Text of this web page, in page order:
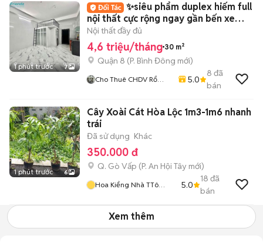
1 phút trước 7
✨siêu phẩm duplex hiếm full
nội thất cực rộng ngay gần bến xe
Quận 8
Nội thất đầy đủ
4,6 triệu/tháng 30 m²
Quận 8 (P. Bình Đông mới)
Cho Thuê CHDV Rổ
5.0
8 đã
bán
1 phút trước 6
Cây Xoài Cát Hòa Lộc 1m3-1m6 nhanh
trái
Đã sử dụng Khác
350.000 đ
Q. Gò Vấp (P. An Hội Tây mới)
Hoa Kiểng Nhà TTô
5.0
18 đã
bán
Xem thêm